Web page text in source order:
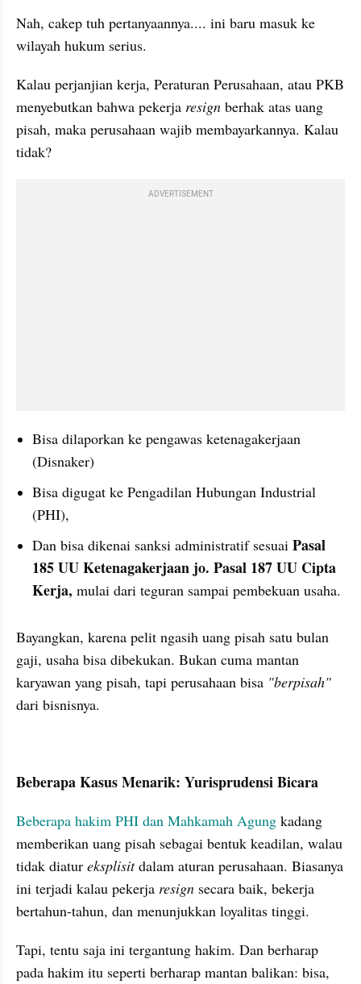
Nah, cakep tuh pertanyaannya.... ini baru masuk ke
wilayah hukum serius.
Kalau perjanjian kerja, Peraturan Perusahaan, atau PKB
menyebutkan bahwa pekerja resign berhak atas uang
pisah, maka perusahaan wajib membayarkannya. Kalau
tidak?
ADVERTISEMENT
Bisa dilaporkan ke pengawas ketenagakerjaan
(Disnaker)
Bisa digugat ke Pengadilan Hubungan Industrial
(PHI),
Dan bisa dikenai sanksi administratif sesuai Pasal
185 UU Ketenagakerjaan jo. Pasal 187 UU Cipta
Kerja, mulai dari teguran sampai pembekuan usaha.
Bayangkan, karena pelit ngasih uang pisah satu bulan
gaji, usaha bisa dibekukan. Bukan cuma mantan
karyawan yang pisah, tapi perusahaan bisa
dari bisnisnya.
Beberapa Kasus Menarik: Yurisprudensi Bicara
Beberapa hakim PHI dan Mahkamah Agung kadang
memberikan uang pisah sebagai bentuk keadilan, walau
tidak diatur eksplisit dalam aturan perusahaan. Biasanya
ini terjadi kalau pekerja resign secara baik, bekerja
bertahun-tahun, dan menunjukkan loyalitas tinggi.
Tapi, tentu saja ini tergantung hakim. Dan berharap
pada hakim itu seperti berharap mantan balikan: bisa,